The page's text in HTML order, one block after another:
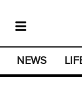
NEWS